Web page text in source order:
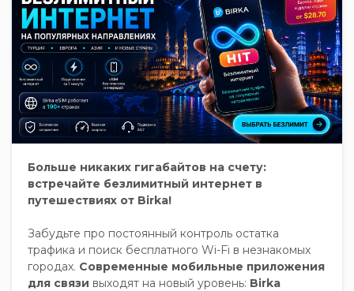
Больше никаких гигабайтов на счету:
встречайте безлимитный интернет в
путешествиях от Birka!
Забудьте про постоянный контроль остатка
трафика и поиск бесплатного Wi-Fi в незнакомых
городах. Современные мобильные приложения
для связи выходят на новый уровень: Birka